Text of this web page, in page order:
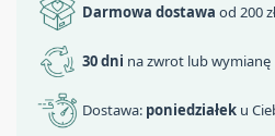
Darmowa dostawa od 200 zł
30 dni na zwrot lub wymianę
Dostawa: poniedziałek u